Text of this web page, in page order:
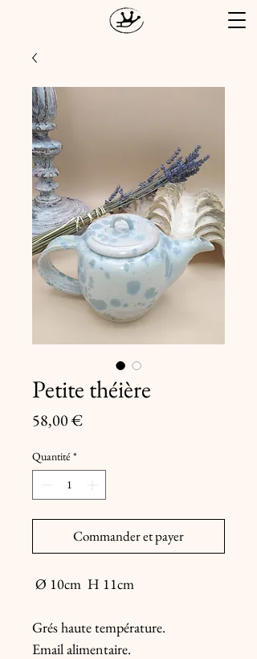
Petite théière
58,00 €Prix
Quantité *
Commander et payer
Ø 10cm H 11cm
Grés haute température.
Email alimentaire.